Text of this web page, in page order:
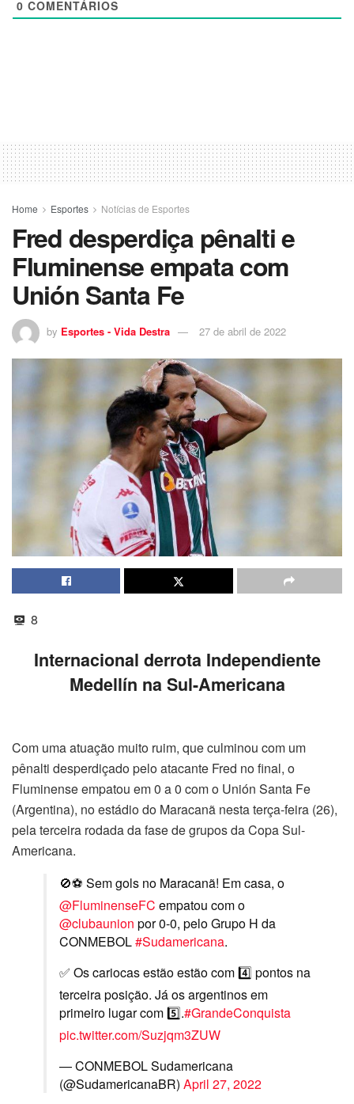
0 COMENTÁRIOS
Home Esportes Notícias de Esportes
Fred desperdiça pênalti e
Fluminense empata com
Unión Santa Fe
by Esportes - Vida Destra 27 de abril de 2022
8
Internacional derrota Independiente
Medellín na Sul-Americana
Com uma atuação muito ruim, que culminou com um
pênalti desperdiçado pelo atacante Fred no final, o
Fluminense empatou em 0 a 0 com o Unión Santa Fe
(Argentina), no estádio do Maracanã nesta terça-feira (26),
pela terceira rodada da fase de grupos da Copa Sul-
Americana.
🚫⚽ Sem gols no Maracanã! Em casa, o
@FluminenseFC empatou com o
@clubaunion por 0-0, pelo Grupo H da
CONMEBOL#Sudamericana.
✅ Os cariocas estão estão com 4️⃣ pontos na
terceira posição. Já os argentinos em
primeiro lugar com 5️⃣.#GrandeConquista
pic.twitter.com/Suzjqm3ZUW
— CONMEBOL Sudamericana
(@SudamericanaBR) April 27, 2022